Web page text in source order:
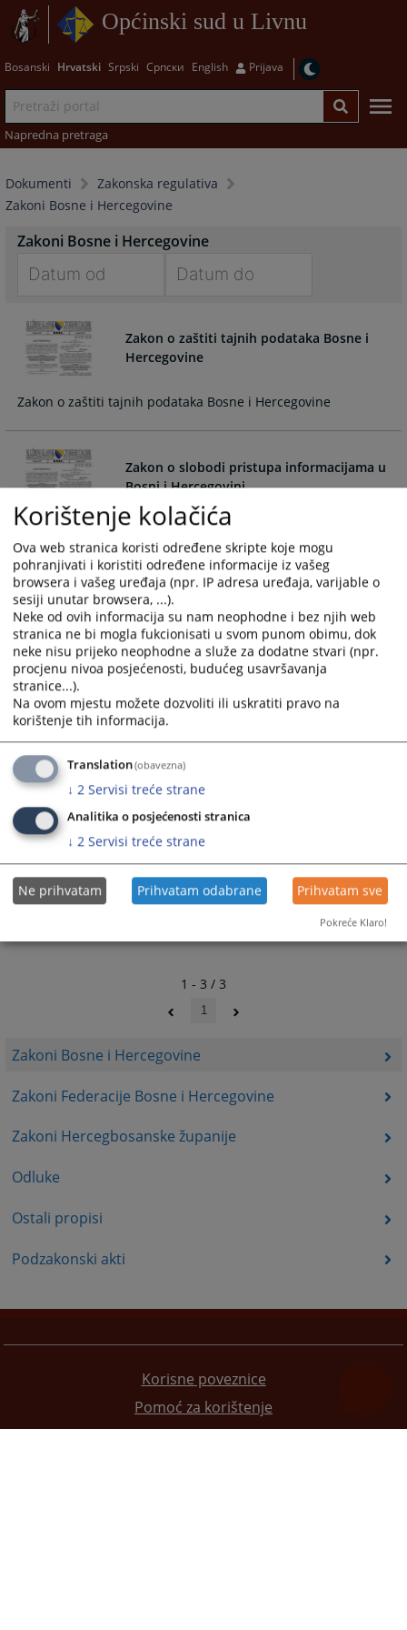
Općinski sud u Livnu
Bosanski Hrvatski Srpski Српски English Prijava
Napredna pretraga
Dokumenti
Zakonska regulativa
Zakoni Bosne i Hercegovine
Zakoni Bosne i Hercegovine
Zakoni Federacije Bosne i Hercegovine
Zakoni Hercegbosanske županije
Odluke
Ostali propisi
Podzakonski akti
Zakoni Bosne i Hercegovine
forward
to
interact
the
and
select
a
date.
Press
the
question
mark
key
to
get
the
keyboard
shortcuts
for
changing
dates.
to
interact
the
select
a
date.
Press
the
question
mark
key
to
get
the
shortcuts
for
changing
dates.
Zakon o zaštiti tajnih podataka Bosne i
Hercegovine
Zakon o zaštiti tajnih podataka Bosne i Hercegovine
Zakon o slobodi pristupa informacijama u
Bosni i Hercegovini
Zakon o slobodi pristupa informacijama u Bosni i
Hercegovini
Zakon o zaštiti osobnih podataka Bosne i
Hercegovine
Zakon o zaštiti osobnih podataka Bosne i Hercegovine
1 - 3 / 3
1
Korisne poveznice
Pomoć za korištenje
Mapa stranice
Korištenje kolačića
Ova web stranica koristi određene skripte koje mogu
pohranjivati i koristiti određene informacije iz vašeg
browsera i vašeg uređaja (npr. IP adresa uređaja, varijable o
sesiji unutar browsera, ...).
Neke od ovih informacija su nam neophodne i bez njih web
stranica ne bi mogla fukcionisati u svom punom obimu, dok
neke nisu prijeko neophodne a služe za dodatne stvari (npr.
procjenu nivoa posjećenosti, budućeg usavršavanja
stranice...).
Na ovom mjestu možete dozvoliti ili uskratiti pravo na
korištenje tih informacija.
Translation(obavezna)
↓ 2 Servisi treće strane
Analitika o posjećenosti stranica
↓ 2 Servisi treće strane
Ne prihvatam Prihvatam odabrane Prihvatam sve
Pokreće Klaro!